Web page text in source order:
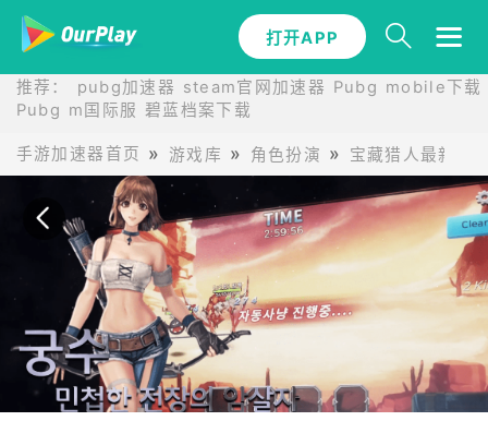
打开APP
推荐： pubg加速器 steam官网加速器 Pubg mobile下载
Pubg m国际服 碧蓝档案下载
手游加速器首页 游戏库 角色扮演 宝藏猎人最新版
打开APP